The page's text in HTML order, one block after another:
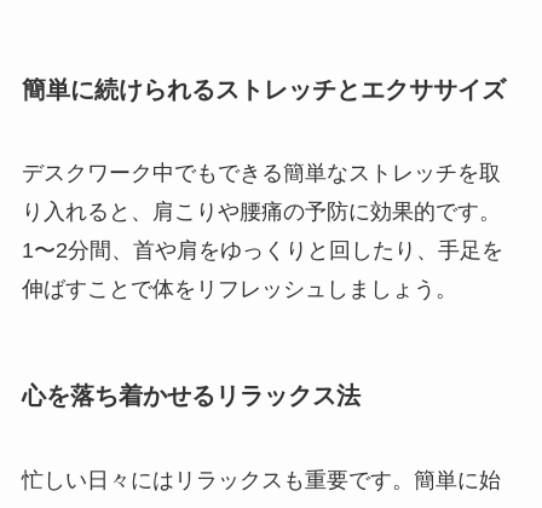
簡単に続けられるストレッチとエクササイズ
デスクワーク中でもできる簡単なストレッチを取
り入れると、肩こりや腰痛の予防に効果的です。
1〜2分間、首や肩をゆっくりと回したり、手足を
伸ばすことで体をリフレッシュしましょう。
心を落ち着かせるリラックス法
忙しい日々にはリラックスも重要です。簡単に始